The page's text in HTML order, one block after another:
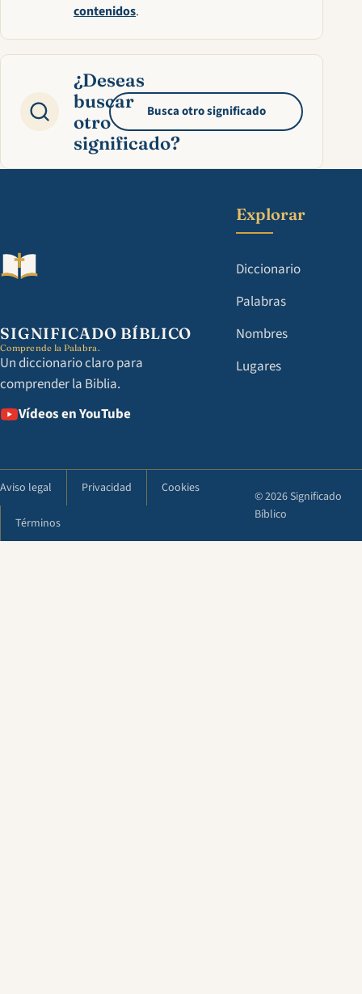
contenidos.
¿Deseas
buscar
otro
significado?
Busca otro significado
SIGNIFICADO BÍBLICO
Comprende la Palabra.
Un diccionario claro para
comprender la Biblia.
Vídeos en YouTube
Explorar
Diccionario
Palabras
Nombres
Lugares
Aviso legal Privacidad Cookies
Términos
© 2026 Significado
Bíblico